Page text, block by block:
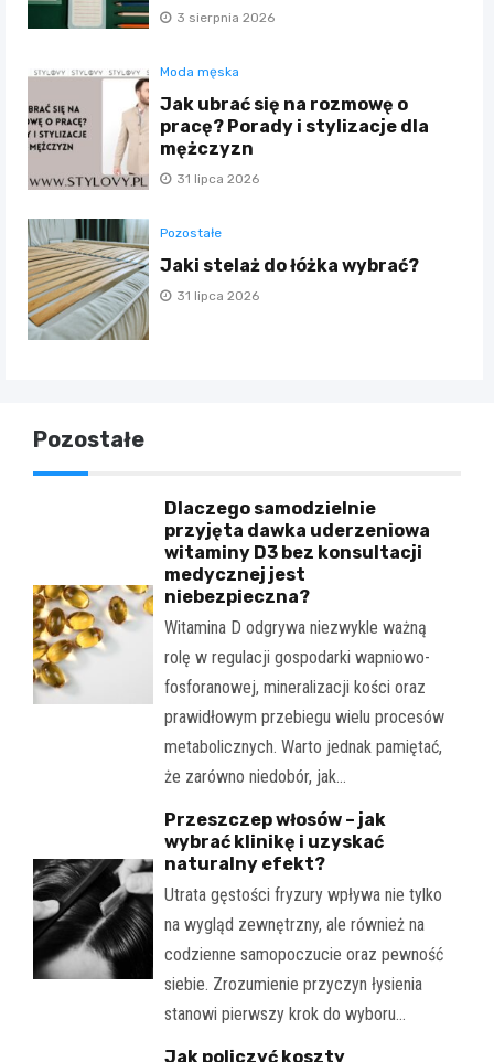
3 sierpnia 2026
Moda męska
Jak ubrać się na rozmowę o
pracę? Porady i stylizacje dla
mężczyzn
31 lipca 2026
Pozostałe
Jaki stelaż do łóżka wybrać?
31 lipca 2026
Pozostałe
Dlaczego samodzielnie
przyjęta dawka uderzeniowa
witaminy D3 bez konsultacji
medycznej jest
niebezpieczna?
Witamina D odgrywa niezwykle ważną
rolę w regulacji gospodarki wapniowo-
fosforanowej, mineralizacji kości oraz
prawidłowym przebiegu wielu procesów
metabolicznych. Warto jednak pamiętać,
że zarówno niedobór, jak…
Przeszczep włosów – jak
wybrać klinikę i uzyskać
naturalny efekt?
Utrata gęstości fryzury wpływa nie tylko
na wygląd zewnętrzny, ale również na
codzienne samopoczucie oraz pewność
siebie. Zrozumienie przyczyn łysienia
stanowi pierwszy krok do wyboru…
Jak policzyć koszty